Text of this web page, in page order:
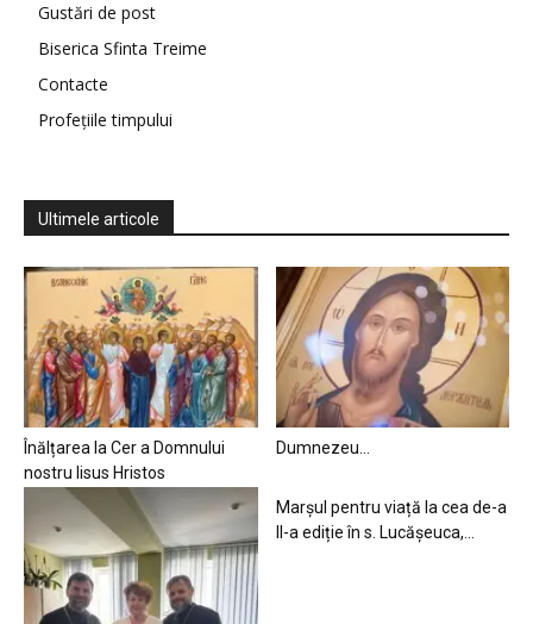
Gustări de post
Biserica Sfinta Treime
Contacte
Profețiile timpului
Ultimele articole
Înălțarea la Cer a Domnului
nostru Iisus Hristos
Dumnezeu…
Marșul pentru viață la cea de-a
II-a ediție în s. Lucășeuca,...